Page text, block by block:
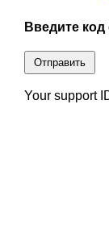
Введите код
Отправить
Your support